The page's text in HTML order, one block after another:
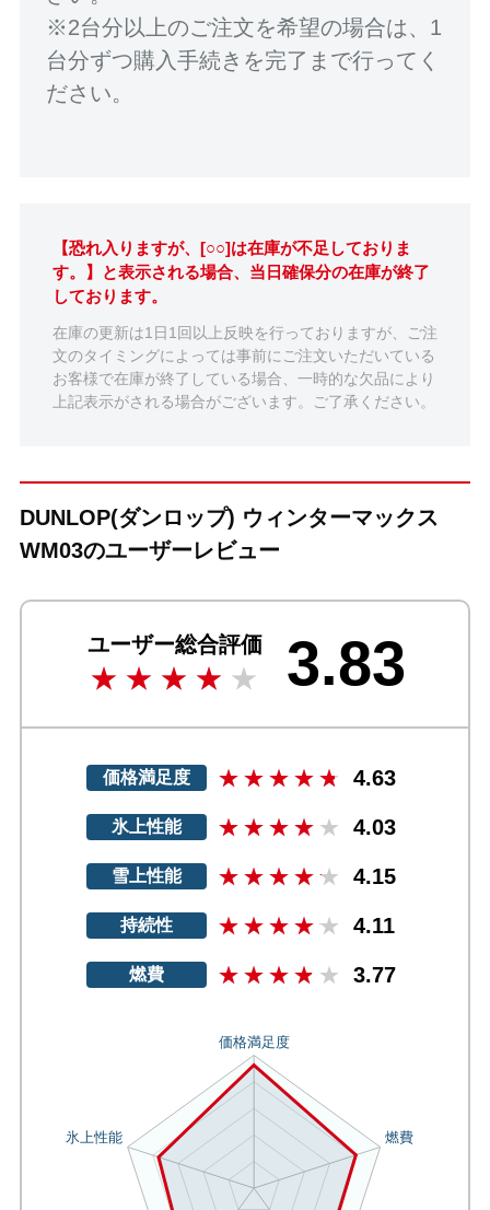
※2台分以上のご注文を希望の場合は、1
台分ずつ購入手続きを完了まで行ってく
ださい。
【恐れ入りますが、[○○]は在庫が不足しておりま
す。】と表示される場合、当日確保分の在庫が終了
しております。
在庫の更新は1日1回以上反映を行っておりますが、ご注
文のタイミングによっては事前にご注文いただいている
お客様で在庫が終了している場合、一時的な欠品により
上記表示がされる場合がございます。ご了承ください。
DUNLOP(ダンロップ) ウィンターマックス
WM03のユーザーレビュー
ユーザー総合評価 3.83
価格満足度 4.63
氷上性能 4.03
雪上性能 4.15
持続性 4.11
燃費 3.77